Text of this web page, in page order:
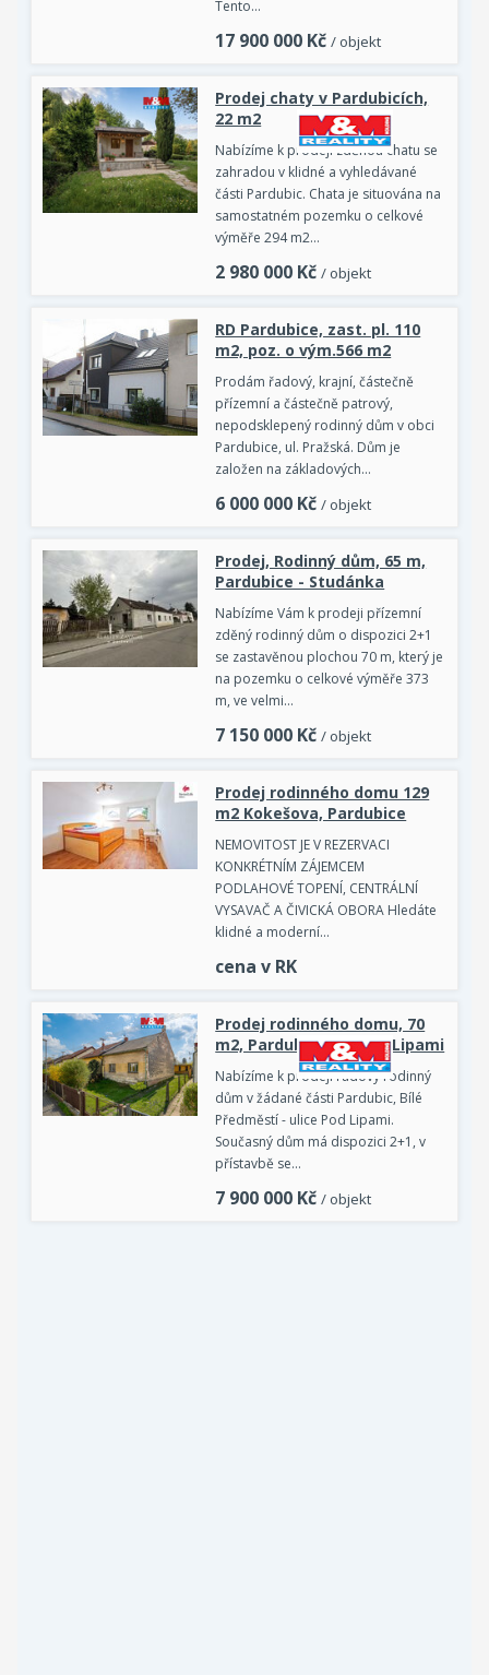
Tento…
17 900 000 Kč / objekt
Prodej chaty v Pardubicích,
22 m2
Nabízíme k prodeji zděnou chatu se
zahradou v klidné a vyhledávané
části Pardubic. Chata je situována na
samostatném pozemku o celkové
výměře 294 m2…
2 980 000 Kč / objekt
RD Pardubice, zast. pl. 110
m2, poz. o vým.566 m2
Prodám řadový, krajní, částečně
přízemní a částečně patrový,
nepodsklepený rodinný dům v obci
Pardubice, ul. Pražská. Dům je
založen na základových…
6 000 000 Kč / objekt
Prodej, Rodinný dům, 65 m,
Pardubice - Studánka
Nabízíme Vám k prodeji přízemní
zděný rodinný dům o dispozici 2+1
se zastavěnou plochou 70 m, který je
na pozemku o celkové výměře 373
m, ve velmi…
7 150 000 Kč / objekt
Prodej rodinného domu 129
m2 Kokešova, Pardubice
NEMOVITOST JE V REZERVACI
KONKRÉTNÍM ZÁJEMCEM
PODLAHOVÉ TOPENÍ, CENTRÁLNÍ
VYSAVAČ A ČIVICKÁ OBORA Hledáte
klidné a moderní…
cena v RK
Prodej rodinného domu, 70
m2, Pardubice, ul. Pod Lipami
Nabízíme k prodeji řadový rodinný
dům v žádané části Pardubic, Bílé
Předměstí - ulice Pod Lipami.
Současný dům má dispozici 2+1, v
přístavbě se…
7 900 000 Kč / objekt